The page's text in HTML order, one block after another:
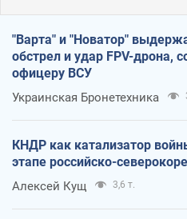
"Варта" и "Новатор"
обстрел и удар FPV-дрона,
офицеру ВСУ
Украинская Бронетехника
КНДР как катализатор
этапе российско-
Алексей Кущ 3,6 т.